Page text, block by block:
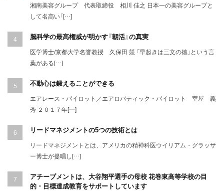
湘南美容グループ 代表取締役 相川 佳之 日本一の美容グループと
して名高い「[…]
脳科学の最高権威が明かす『朝活』の真実
医学博士/京都大学名誉教授 久保田 競 「早起きは三文の徳」という言
葉がある[…]
不動心は鍛えることができる
エアレース・パイロット／エアロバティック・パイロット 室屋 義
秀 ２０１７年[…]
リードマネジメントの5つの技術とは
リードマネジメントとは、アメリカの精神科医ウイリアム・グラッサ
ー博士が提唱し[…]
アチーブメントは、大谷翔平選手の母校 花巻東高等学校の目
的・目標達成教育をサポートしています